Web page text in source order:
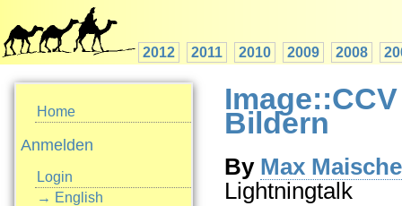
2012 2011 2010 2009 2008
Home
Anmelden
Login
→ English
Bildern
By Max
Lightningtalk